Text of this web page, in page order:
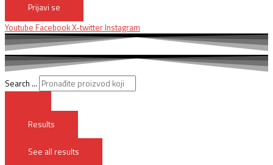
Prijavi se
Youtube FacebookX-twitter Instagram
Search ...
Results
See all results